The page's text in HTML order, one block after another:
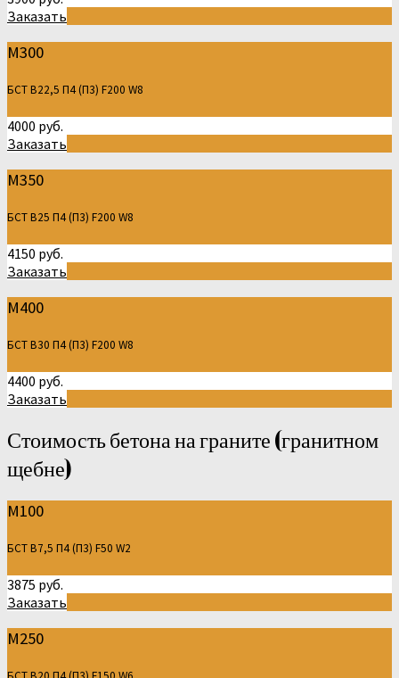
Заказать
М300
БСТ В22,5 П4 (П3) F200 W8
4000 руб.
Заказать
М350
БСТ В25 П4 (П3) F200 W8
4150 руб.
Заказать
М400
БСТ В30 П4 (П3) F200 W8
4400 руб.
Заказать
Стоимость бетона на граните (гранитном
щебне)
М100
БСТ В7,5 П4 (П3) F50 W2
3875 руб.
Заказать
М250